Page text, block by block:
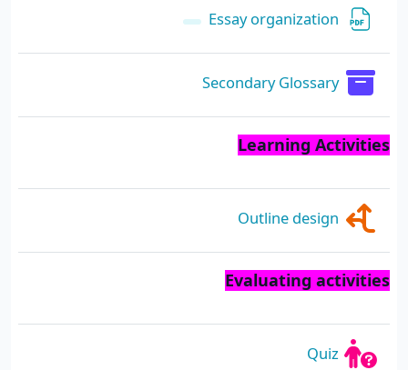
Essay organization ملف
Secondary Glossaryقاموس المصطلحات
Learning Activities
Outline design
Evaluating activities
Quiz